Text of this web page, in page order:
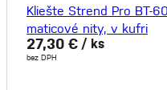
Kliešte Strend Pro BT-
maticové nity, v kufri
27,30 € / ks
bez DPH